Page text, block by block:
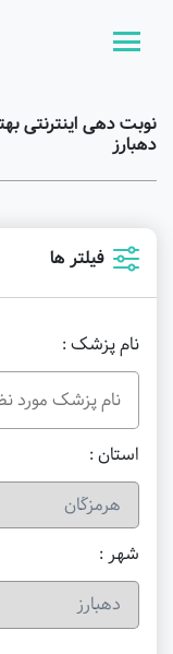
نوبت دهی
دهبارز
فیلتر ها
نام پزشک :
استان :
شهر :